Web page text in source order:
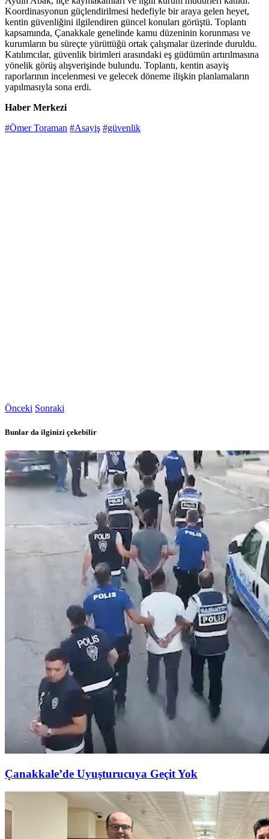
Koordinasyonun güçlendirilmesi hedefiyle bir araya gelen heyet,
kentin güvenliğini ilgilendiren güncel konuları görüştü. Toplantı
kapsamında, Çanakkale genelinde kamu düzeninin korunması ve
kurumların bu süreçte yürüttüğü ortak çalışmalar üzerinde duruldu.
Katılımcılar, güvenlik birimleri arasındaki eş güdümün artırılmasına
yönelik görüş alışverişinde bulundu. Toplantı, kentin asayiş
raporlarının incelenmesi ve gelecek döneme ilişkin planlamaların
yapılmasıyla sona erdi.
Haber Merkezi
#Ömer Toraman #Asayiş #güvenlik
Önceki Sonraki
Bunlar da ilginizi çekebilir
Çanakkale’de Uyuşturucuya Geçit Yok